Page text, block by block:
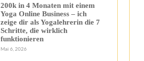
200k in 4 Monaten mit einem
Yoga Online Business – ich
zeige dir als Yogalehrerin die 7
Schritte, die wirklich
funktionieren
Mai 6, 2026